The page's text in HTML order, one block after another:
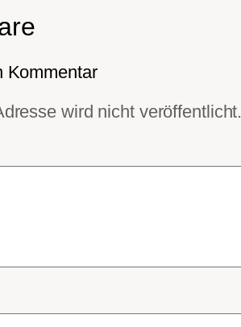
Kommentar
wird nicht veröffentlicht.